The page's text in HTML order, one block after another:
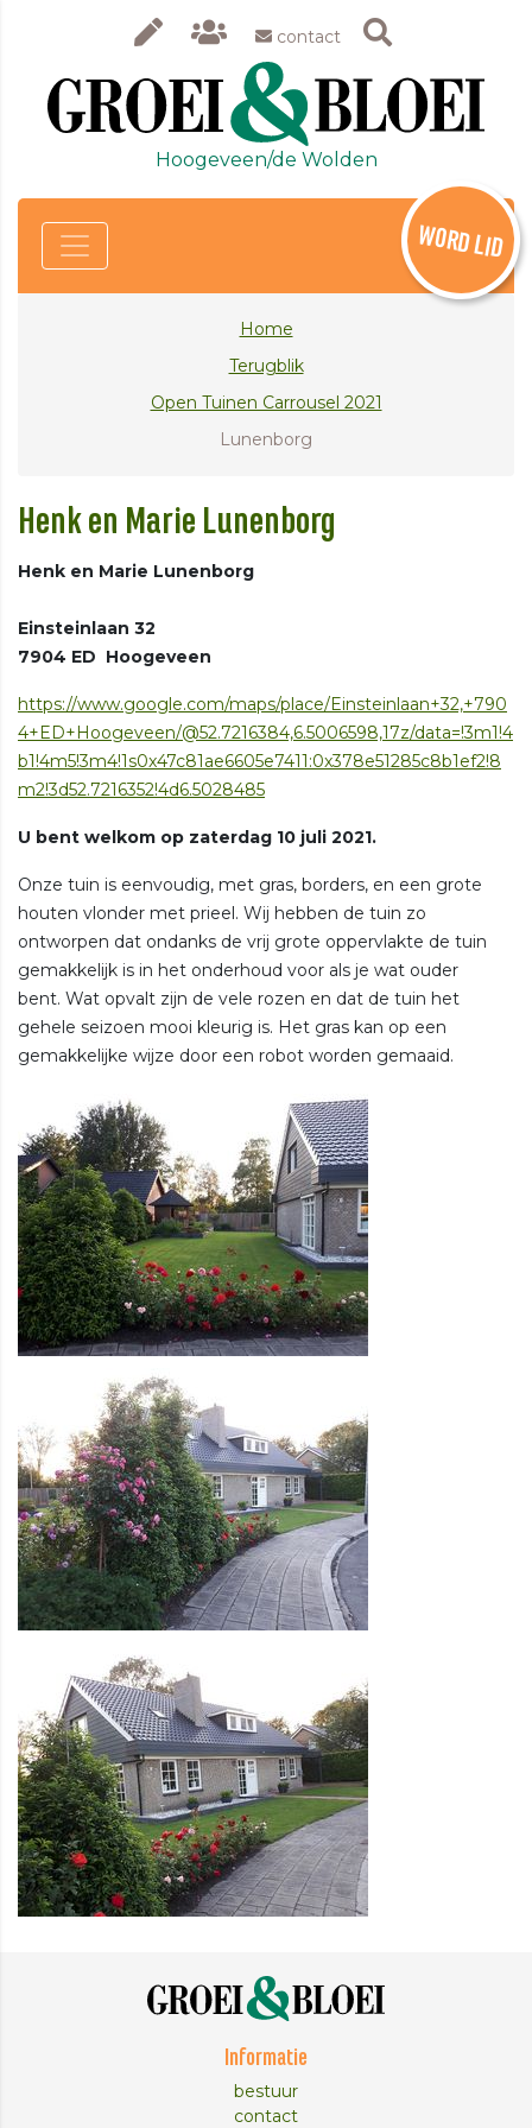
contact
Hoogeveen/de Wolden
WORD LID
Home
Terugblik
Open Tuinen Carrousel 2021
Lunenborg
Henk en Marie Lunenborg
Henk en Marie Lunenborg
Einsteinlaan 32
7904 ED Hoogeveen
https://www.google.com/maps/place/Einsteinlaan+32,+790
4+ED+Hoogeveen/@52.7216384,6.5006598,17z/data=!3m1!4
b1!4m5!3m4!1s0x47c81ae6605e7411:0x378e51285c8b1ef2!8
m2!3d52.7216352!4d6.5028485
U bent welkom op zaterdag 10 juli 2021.
Onze tuin is eenvoudig, met gras, borders, en een grote
houten vlonder met prieel. Wij hebben de tuin zo
ontworpen dat ondanks de vrij grote oppervlakte de tuin
gemakkelijk is in het onderhoud voor als je wat ouder
bent. Wat opvalt zijn de vele rozen en dat de tuin het
gehele seizoen mooi kleurig is. Het gras kan op een
gemakkelijke wijze door een robot worden gemaaid.
Informatie
bestuur
contact